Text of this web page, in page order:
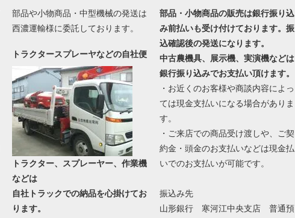
部品や小物商品・中型機械の発送は
西濃運輸様に委託しております。
トラクタースプレーヤなどの自社便
トラクター、スプレーヤー、作業機
などは
自社トラックでの納品を心掛けてお
ります。
部品・小物商品の販売は銀行振り込
み前払いも受け付けております。振
込確認後の発送になります。
中古農機具、展示機、実演機などは
銀行振り込みでお支払い頂けます。
・お近くのお客様や商談内容によっ
ては現金支払いになる場合がありま
す。
・ご来店での商品受け渡しや、ご契
約金・頭金のお支払いなどは現金払
いでのお支払いが可能です。
振込み先
山形銀行 寒河江中央支店 普通預